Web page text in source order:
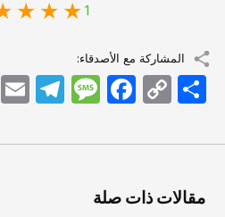
1
المشاركة مع الأصدقاء:
Email
TelegramMessageFacebook Copy
Link
اشتراک
مقالات ذات صلة